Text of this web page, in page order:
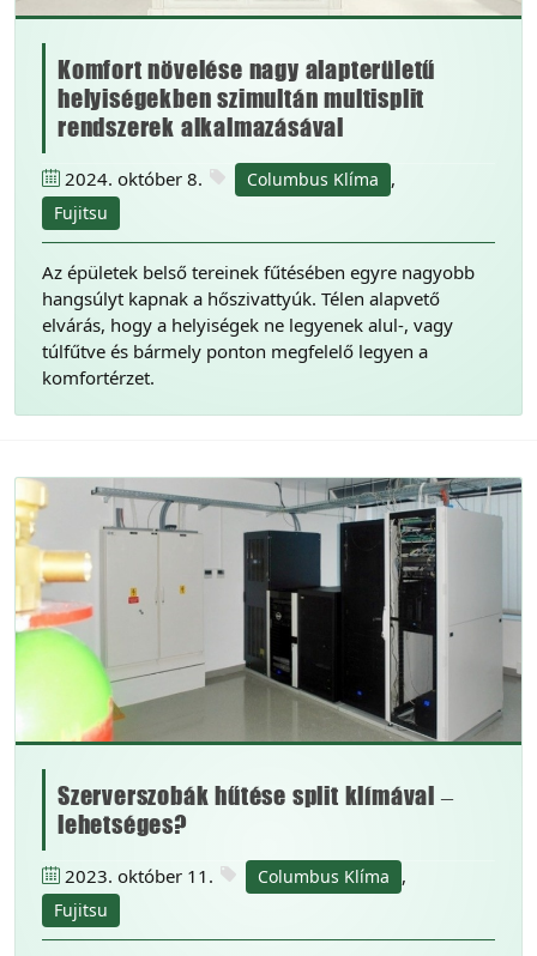
Komfort növelése nagy alapterületű
helyiségekben szimultán multisplit
rendszerek alkalmazásával
2024. október 8. Columbus Klíma ,
Fujitsu
Az épületek belső tereinek fűtésében egyre nagyobb
hangsúlyt kapnak a hőszivattyúk. Télen alapvető
elvárás, hogy a helyiségek ne legyenek alul-, vagy
túlfűtve és bármely ponton megfelelő legyen a
komfortérzet.
Szerverszobák hűtése split klímával –
lehetséges?
2023. október 11. Columbus Klíma ,
Fujitsu